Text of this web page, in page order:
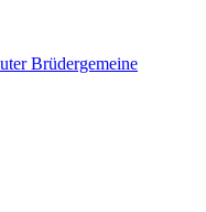
Brüdergemeine